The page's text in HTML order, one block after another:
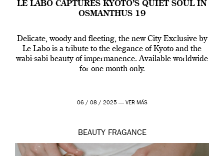
LE LABO CAPTURES KYOTO’S QUIET SOUL IN
OSMANTHUS 19
Delicate, woody and fleeting, the new City Exclusive by
Le Labo is a tribute to the elegance of Kyoto and the
wabi-sabi beauty of impermanence. Available worldwide
for one month only.
06 / 08 / 2025 — VER MÁS
BEAUTY FRAGANCE